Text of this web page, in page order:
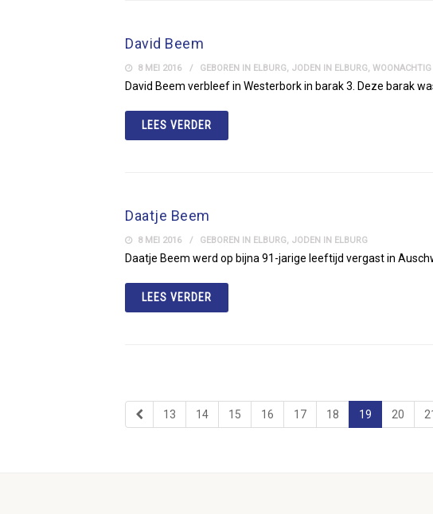
David Beem
8 MEI 2016 GEBOREN IN ELBURG, JODEN IN ELBURG,
David Beem verbleef in Westerbork in barak 3. Deze barak
LEES VERDER
Daatje Beem
8 MEI 2016 GEBOREN IN ELBURG, JODEN IN ELBURG
Daatje Beem werd op bijna 91-jarige leeftijd vergast in
LEES VERDER
13 14 15 16 17 18 19 20 21